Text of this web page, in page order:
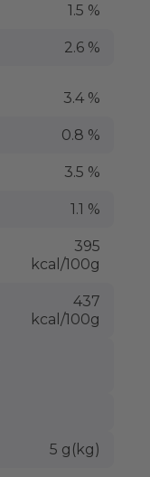
1.5 %
2.6 %
3.4 %
0.8 %
3.5 %
1.1 %
395
kcal/100g
437
kcal/100g
5 g(kg)